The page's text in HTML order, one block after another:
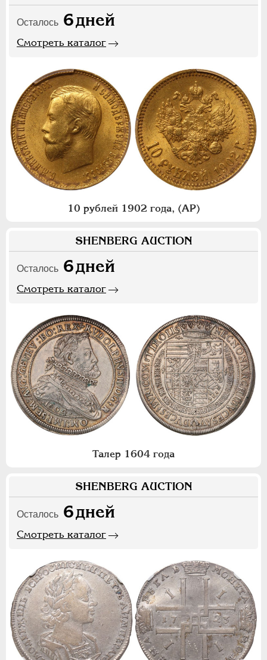
Осталось 6дней
Смотреть каталог
10 рублей 1902 года, (АР)
SHENBERG AUCTION
Осталось 6дней
Смотреть каталог
Талер 1604 года
SHENBERG AUCTION
Осталось 6дней
Смотреть каталог